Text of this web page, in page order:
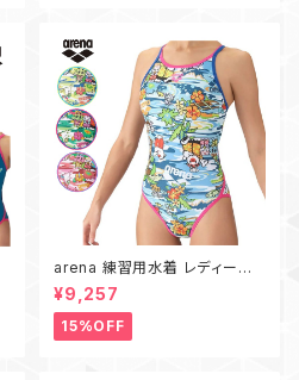
arena 練習用水着 レディース
AS6FWM31L アリーナくん タ
フスーツ ワンピース オープンバ
ック アリーナ 水泳
¥9,257
15%OFF